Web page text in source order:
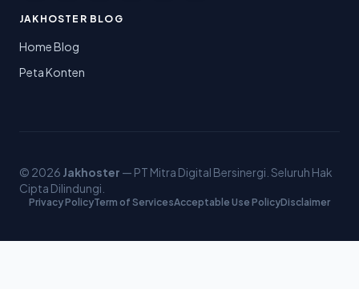
JAKHOSTER BLOG
Home Blog
Peta Konten
© 2026 Jakhoster — PT Mitra Digital Bersinergi. Seluruh Hak
Cipta Dilindungi.
Privacy PolicyTerm of ServicesAcceptable Use PolicyDisclaimer